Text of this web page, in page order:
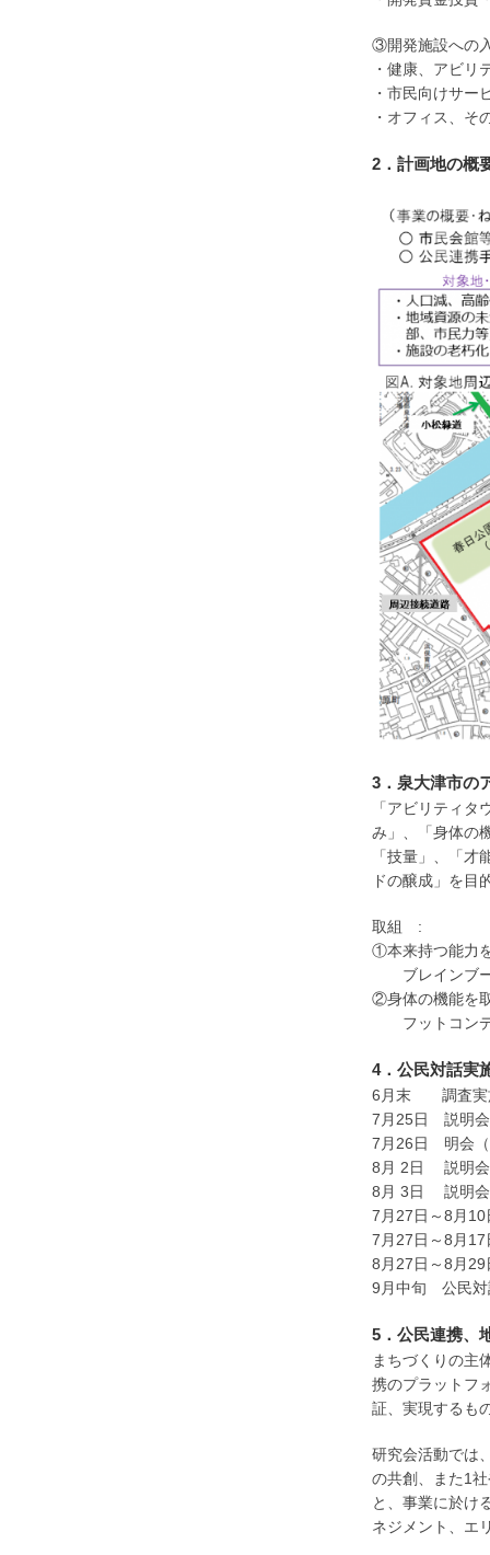
③開発施設への
・健康、アビリ
・市民向けサー
・オフィス、そ
2．計画地の概
3．泉大津市の
「アビリティ
み」、「身体の
「技量」、「
ドの醸成」を目
取組 :
①本来持つ能力
ブレインブー
②身体の機能を
フットコンデ
4．公民対話実
6月末 調査
7月25日 説明会
7月26日 明会（
8月 2日 説明会
8月 3日 説明会
7月27日～8月
7月27日～8月
8月27日～8月
9月中旬 公民対
5．公民連携、
まちづくりの主
携のプラットフ
証、実現するも
研究会活動では
の共創、また1
と、事業に於け
ネジメント、エ